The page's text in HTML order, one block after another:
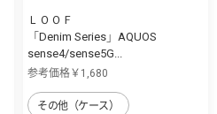
ＬＯＯＦ
「Denim Series」AQUOS
sense4/sense5G...
参考価格￥1,680
その他（ケース）